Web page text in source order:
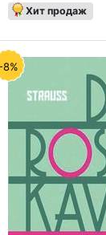
Хит продаж
8%